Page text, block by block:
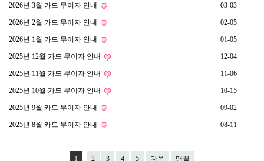
2026년 3월 카드 무이자 안내 03-03
2026년 2월 카드 무이자 안내 02-05
2026년 1월 카드 무이자 안내 01-05
2025년 12월 카드 무이자 안내 12-04
2025년 11월 카드 무이자 안내 11-06
2025년 10월 카드 무이자 안내 10-15
2025년 9월 카드 무이자 안내 09-02
2025년 8월 카드 무이자 안내 08-11
1 2 3 4 5 다음 맨끝